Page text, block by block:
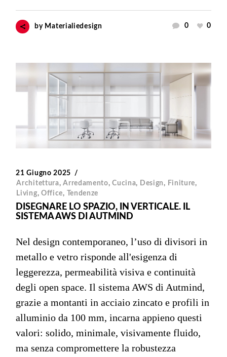
by Materialiedesign 0 0
21 Giugno 2025
Architettura,Arredamento,Cucina, Design, Finiture,
Living, Office, Tendenze
DISEGNARE LO SPAZIO, IN VERTICALE. IL
SISTEMA AWS DI AUTMIND
Nel design contemporaneo, l’uso di divisori in
metallo e vetro risponde all'esigenza di
leggerezza, permeabilità visiva e continuità
degli open space. Il sistema AWS di Autmind,
grazie a montanti in acciaio zincato e profili in
alluminio da 100 mm, incarna appieno questi
valori: solido, minimale, visivamente fluido,
ma senza compromettere la robustezza